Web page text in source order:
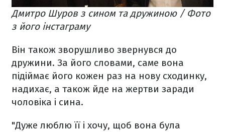
Дмитро Шуров з сином та дружиною / Фото
з його інстаграму
Він також зворушливо звернувся до
дружини. За його словами, саме вона
підіймає його кожен раз на нову сходинку,
надихає, а також йде на жертви заради
чоловіка і сина.
"Дуже люблю її і хочу, щоб вона була